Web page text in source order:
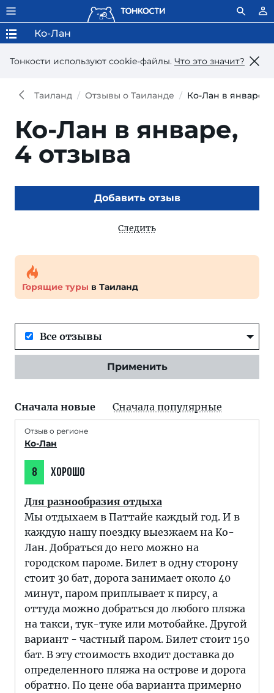
Тонкости используют сookie-файлы. Что это значит?
Ко-Лан
Таиланд Отзывы о Таиланде Ко-Лан в январе
Ко-Лан в январе,
4 отзыва
Добавить отзыв
Следить
Горящие туры в Таиланд
Все отзывы
Применить
Сначала новые Сначала популярные
Отзыв о регионе
Ко-Лан
8 ХОРОШО
Для разнообразия отдыха
Мы отдыхаем в Паттайе каждый год. И в
каждую нашу поездку выезжаем на Ко-
Лан. Добраться до него можно на
городском пароме. Билет в одну сторону
стоит 30 бат, дорога занимает около 40
минут, паром приплывает к пирсу, а
оттуда можно добраться до любого пляжа
на такси, тук-туке или мотобайке. Другой
вариант - частный паром. Билет стоит 150
бат. В эту стоимость входит доставка до
определенного пляжа на острове и дорога
обратно. По цене оба варианта примерно